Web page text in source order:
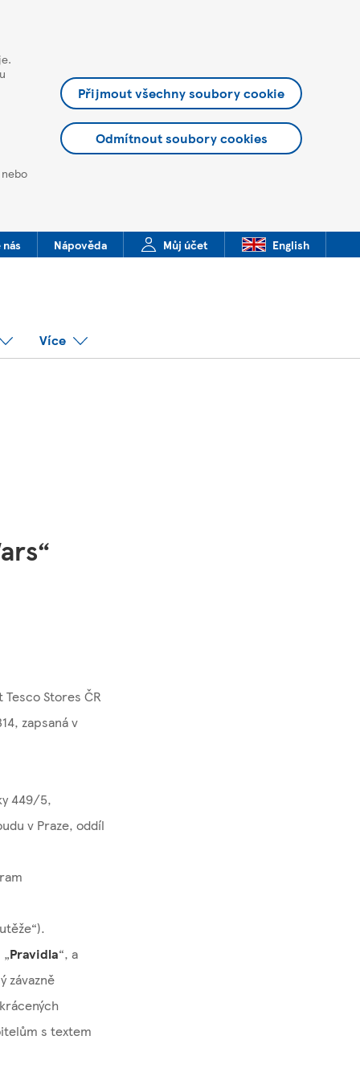
Přijmout všechny soubory cookie
Odmítnout soubory cookies
Nápověda Můj účet English
Více
Stores ČR
zapsaná v
449/5,
v Praze, oddíl
Pravidla“, a
závazně
s textem